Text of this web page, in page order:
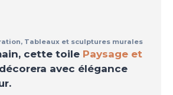
, Tableaux et sculptures murales
cette toile Paysage et
décorera avec élégance